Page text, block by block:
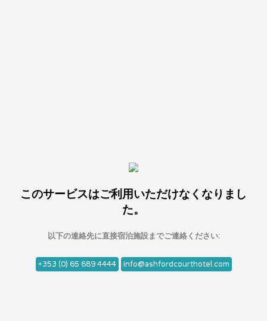
このサービスはご利用いただけなくなりまし
た。
以下の連絡先に直接宿泊施設までご連絡ください:
+353 (0) 65 689 4444 info@ashfordcourthotel.com